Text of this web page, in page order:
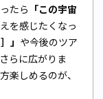
たら 「この宇宙
を感じたくなっ
」 や今後のツア
らに広がりま
楽しめるのが、